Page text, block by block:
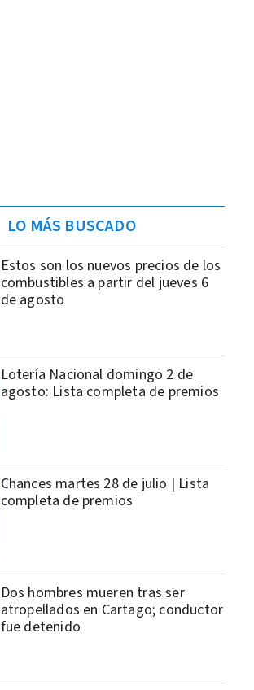
LO MÁS BUSCADO
Estos son los nuevos precios de los
combustibles a partir del jueves 6
de agosto
Lotería Nacional domingo 2 de
agosto: Lista completa de premios
Chances martes 28 de julio | Lista
completa de premios
Dos hombres mueren tras ser
atropellados en Cartago; conductor
fue detenido